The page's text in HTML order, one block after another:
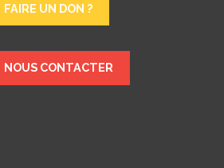
FAIRE UN DON ?
NOUS CONTACTER